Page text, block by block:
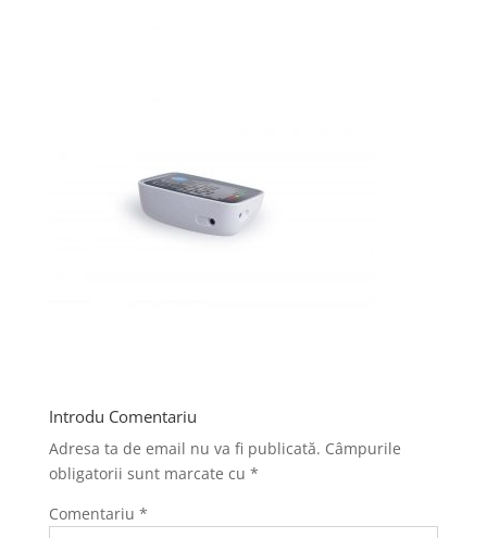
Introdu Comentariu
Adresa ta de email nu va fi publicată. Câmpurile
obligatorii sunt marcate cu *
Comentariu *